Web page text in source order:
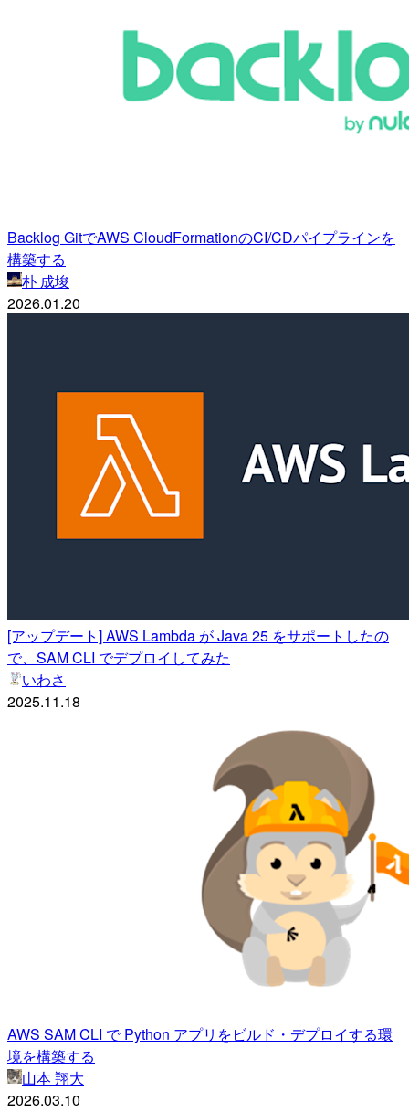
Backlog GitでAWS CloudFormationのCI/CDパイプラインを
構築する
朴 成埈
2026.01.20
[アップデート] AWS Lambda が Java 25 をサポートしたの
で、SAM CLI でデプロイしてみた
いわさ
2025.11.18
AWS SAM CLI で Python アプリをビルド・デプロイする環
境を構築する
山本 翔大
2026.03.10